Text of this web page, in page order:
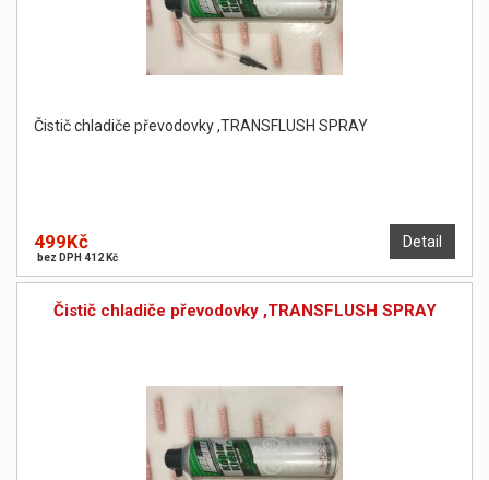
Čistič chladiče převodovky ,TRANSFLUSH SPRAY
Detail
499Kč
bez DPH 412 Kč
Čistič chladiče převodovky ,TRANSFLUSH SPRAY